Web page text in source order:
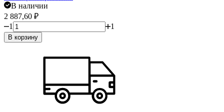
В наличии
2 887,60 ₽
1
1
В корзину